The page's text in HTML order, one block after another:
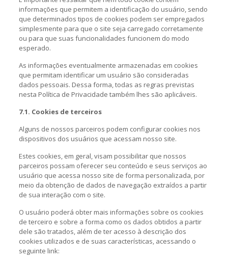
informações que permitem a identificação do usuário, sendo
que determinados tipos de cookies podem ser empregados
simplesmente para que o site seja carregado corretamente
ou para que suas funcionalidades funcionem do modo
esperado.
As informações eventualmente armazenadas em cookies
que permitam identificar um usuário são consideradas
dados pessoais. Dessa forma, todas as regras previstas
nesta Política de Privacidade também lhes são aplicáveis.
7.1. Cookies de terceiros
Alguns de nossos parceiros podem configurar cookies nos
dispositivos dos usuários que acessam nosso site.
Estes cookies, em geral, visam possibilitar que nossos
parceiros possam oferecer seu conteúdo e seus serviços ao
usuário que acessa nosso site de forma personalizada, por
meio da obtenção de dados de navegação extraídos a partir
de sua interação com o site.
O usuário poderá obter mais informações sobre os cookies
de terceiro e sobre a forma como os dados obtidos a partir
dele são tratados, além de ter acesso à descrição dos
cookies utilizados e de suas características, acessando o
seguinte link: